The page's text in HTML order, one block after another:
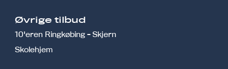
Øvrige tilbud
10'eren Ringkøbing - Skjern
Skolehjem